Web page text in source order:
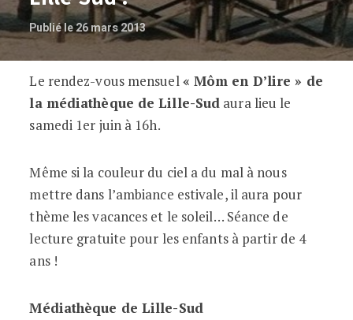
Publié le 26 mars 2013
Un avant-goût de l’été à Lille-Sud !
Le rendez-vous mensuel« Môm en D’lire » de
la médiathèque de Lille-Sud aura lieu le
samedi 1er juin à 16h.
Même si la couleur du ciel a du mal à nous
mettre dans l’ambiance estivale, il aura pour
thème les vacances et le soleil… Séance de
lecture gratuite pour les enfants à partir de 4
ans !
Médiathèque de Lille-Sud